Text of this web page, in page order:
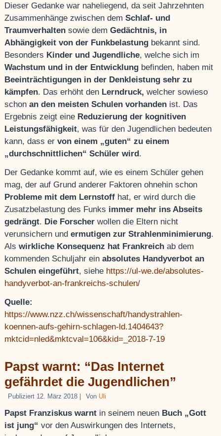
Dieser Gedanke war naheliegend, da seit Jahrzehnten
Zusammenhänge zwischen demSchlaf- und
Traumverhalten sowie demGedächtnis, in
Abhängigkeit von der Funkbelastung bekannt sind.
Besonders Kinder und Jugendliche, welche sich im
Wachstum und in der Entwicklung befinden, haben mit
Beeinträchtigungen in der Denkleistung sehr zu
kämpfen. Das erhöht den Lerndruck, welcher sowieso
schonan den meisten Schulen vorhanden ist. Das
Ergebnis zeigt eine Reduzierung der kognitiven
Leistungsfähigkeit, was für den Jugendlichen bedeuten
kann, dass ervon einem „guten“ zu einem
„durchschnittlichen“ Schüler wird.
Der Gedanke kommt auf, wie es einem Schüler gehen
mag, der auf Grund anderer Faktoren ohnehin schon
Probleme mit dem Lernstoff hat, er wird durch die
Zusatzbelastung des Funks immer mehr ins Abseits
gedrängt. Die Forscher wollen die Eltern nicht
verunsichern undermutigen zur Strahlenminimierung.
Alswirkliche Konsequenz hat Frankreich ab dem
kommenden Schuljahr einabsolutes Handyverbot an
Schulen eingeführt, siehe https://ul-we.de/absolutes-
handyverbot-an-frankreichs-schulen/
Quelle:
https://www.nzz.ch/wissenschaft/handystrahlen-
koennen-aufs-gehirn-schlagen-ld.1404643?
mktcid=nled&mktcval=106&kid=_2018-7-19
Papst warnt: “Das Internet
gefährdet die Jugendlichen”
Publiziert 12. März 2018 Von Uli
Papst Franziskus warnt in seinem neuen Buch „Gott
ist jung“ vor den Auswirkungen des Internets,